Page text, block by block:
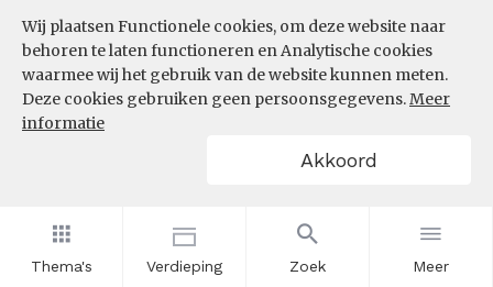
Thema's Verdieping Zoek Meer
Wij plaatsen Functionele cookies, om deze website naar
behoren te laten functioneren en Analytische cookies
waarmee wij het gebruik van de website kunnen meten.
Deze cookies gebruiken geen persoonsgegevens.Meer
informatie
Akkoord
Bron:CBS microdata (EBB)(05-03-2026)
Werkenden deelname leven lang
In hoeverre nemen werkenden binnen de sector
Onderwijs deel aan leven lang leren? Is het aandeel